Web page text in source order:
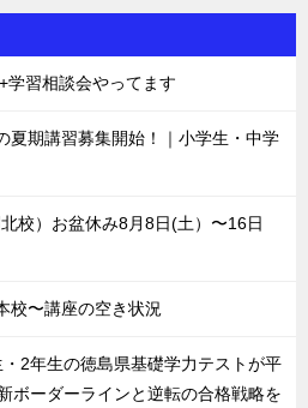
学習相談会やってます
夏期講習募集開始！｜小学生・中学
校）お盆休み8月8日(土）〜16日
校〜講座の空き状況
・2年生の徳島県基礎学力テストが平
ボーダーラインと逆転の合格戦略を